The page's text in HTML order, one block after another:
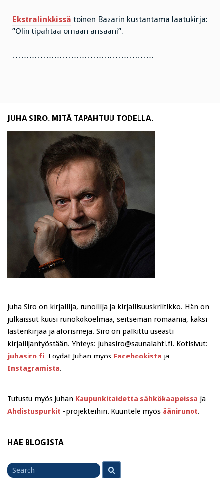
Ekstralinkkissä toinen Bazarin kustantama laatukirja:
”Olin tipahtaa omaan ansaani”.
……………………………………………
JUHA SIRO. MITÄ TAPAHTUU TODELLA.
Juha Siro on kirjailija, runoilija ja kirjallisuuskriitikko. Hän on
julkaissut kuusi runokokoelmaa, seitsemän romaania, kaksi
lastenkirjaa ja aforismeja. Siro on palkittu useasti
kirjailijantyöstään. Yhteys: juhasiro@saunalahti.fi. Kotisivut:
juhasiro.fi. Löydät Juhan myös Facebookista ja
Instagramista.
Tutustu myös Juhan Kaupunkitaidetta sähkökaapeissa ja
Ahdistuspurkit -projekteihin. Kuuntele myös äänirunot.
HAE BLOGISTA
Search
for